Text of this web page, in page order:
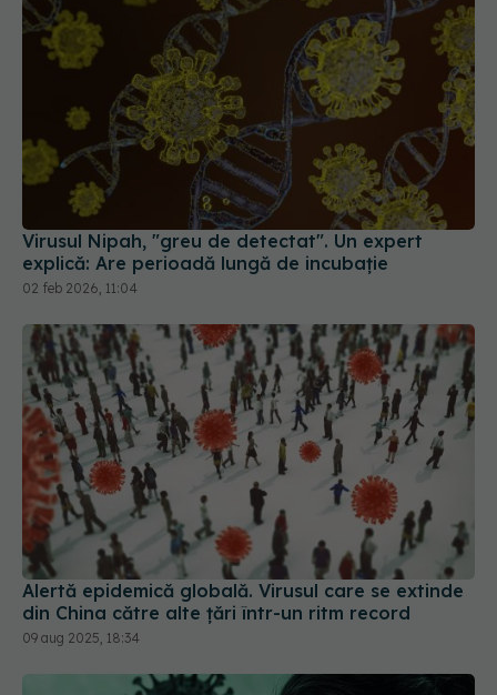
Virusul Nipah, "greu de detectat". Un expert
explică: Are perioadă lungă de incubație
02 feb 2026, 11:04
Alertă epidemică globală. Virusul care se extinde
din China către alte țări într-un ritm record
09 aug 2025, 18:34